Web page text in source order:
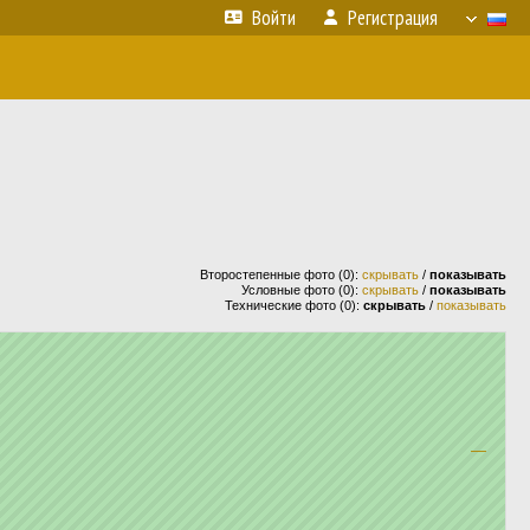
Войти Регистрация
Второстепенные фото (0): скрывать / показывать
Условные фото (0): скрывать / показывать
Технические фото (0): скрывать / показывать
—